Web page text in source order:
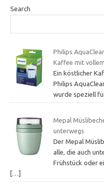
Search
Philips
Kaffee mit
Ein köstlicher
Philips
wurde speziell
Mepal
unterwegs
Der Mepal
alle, die auch
Frühstück oder
[…]